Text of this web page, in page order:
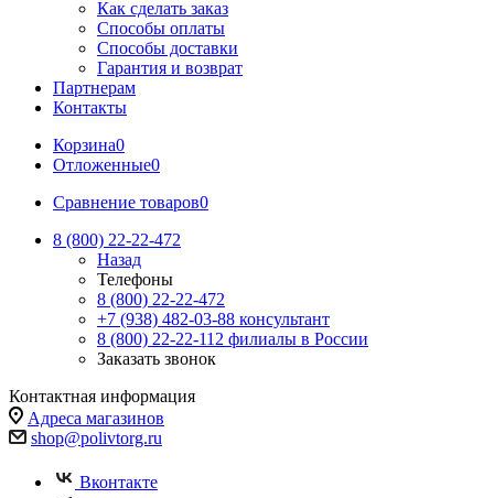
Как сделать заказ
Способы оплаты
Способы доставки
Гарантия и возврат
Партнерам
Контакты
Корзина0
Отложенные0
Сравнение товаров0
8 (800) 22-22-472
Назад
Телефоны
8 (800) 22-22-472
+7 (938) 482-03-88 консультант
8 (800) 22-22-112 филиалы в России
Заказать звонок
Контактная информация
Адреса магазинов
shop@polivtorg.ru
Вконтакте